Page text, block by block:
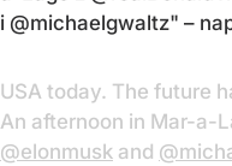
i @michaelgwaltz" –
USA today. The future
An afternoon in Mar-a-
@elonmusk and